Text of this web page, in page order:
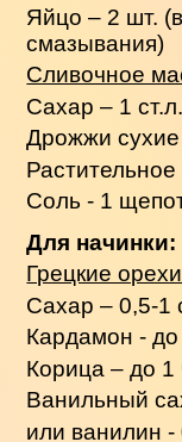
Яйцо – 2 шт.
смазывания)
Сливочное
Сахар – 1 ст.л.
Дрожжи сухие
Соль - 1
Для начинки:
Грецкие орехи
Сахар – 0,5-1
Кардамон - до
Корица – до 1
Ванильный
или ванилин -